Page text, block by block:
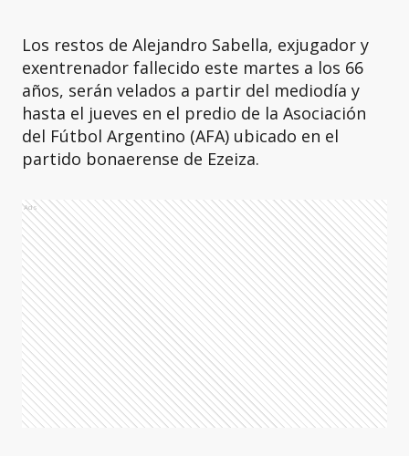
Los restos de Alejandro Sabella, exjugador y
exentrenador fallecido este martes a los 66
años, serán velados a partir del mediodía y
hasta el jueves en el predio de la Asociación
del Fútbol Argentino (AFA) ubicado en el
partido bonaerense de Ezeiza.
Ads